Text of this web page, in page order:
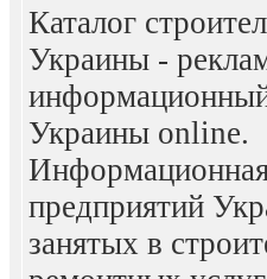
Каталог
Украины -
Украины online.
предприятий
занятых в